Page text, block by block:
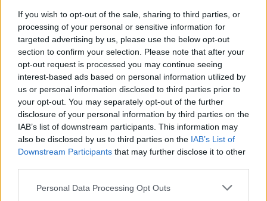
If you wish to opt-out of the sale, sharing to third parties, or
processing of your personal or sensitive information for
targeted advertising by us, please use the below opt-out
section to confirm your selection. Please note that after your
opt-out request is processed you may continue seeing
interest-based ads based on personal information utilized by
us or personal information disclosed to third parties prior to
your opt-out. You may separately opt-out of the further
disclosure of your personal information by third parties on the
IAB’s list of downstream participants. This information may
also be disclosed by us to third parties on the IAB’s List of
Downstream Participants that may further disclose it to other
Personal Data Processing Opt Outs
05.08.2026 - 10:50
Ξεκινούν οι αιτήσεις στο vouchers.gov.gr για το Πρόγραμμα
«Τουρισμός για όλους 2026-2027»
05.08.2026 - 10:19
WWF: Περισσότερα από 180.000 στρέμματα καμένων
δασικών εκτάσεων στην Ελλάδα σε λίγες μόλις μέρες
05.08.2026 - 09:45
Η Ελλάδα που αντιστέκεται και επιμένει να μην ασφαλίζεται!
05.08.2026 - 09:20
Καλοκαιρινό ταξίδι: Οι 8 συμβουλές που αξίζει να δώσει κάθε